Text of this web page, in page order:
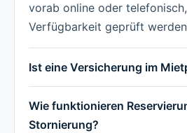
vorab online oder
Verfügbarkeit geprüft
Ist eine Versicherung im
Wie funktionieren
Stornierung?